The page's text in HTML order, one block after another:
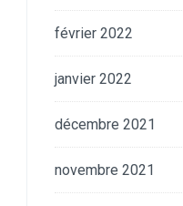
février 2022
janvier 2022
décembre 2021
novembre 2021